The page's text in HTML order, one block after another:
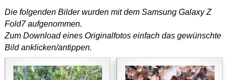
Die folgenden Bilder wurden mit dem Samsung Galaxy Z
Fold7 aufgenommen.
Zum Download eines Originalfotos einfach das gewünschte
Bild anklicken/antippen.